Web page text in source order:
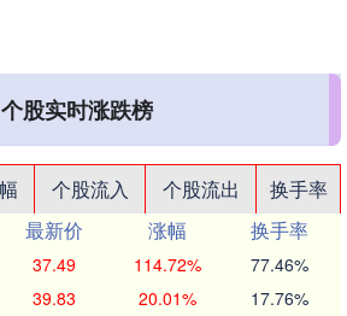
个股实时涨跌榜
个股流入 个股流出
换手率
最新价 涨幅
换手率
37.49 114.72% 77.46%
39.83 20.01% 17.76%